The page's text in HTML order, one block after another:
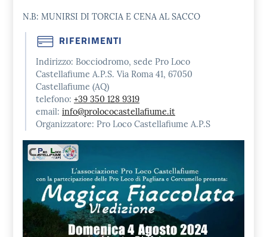
N.B: MUNIRSI DI TORCIA E CENA AL SACCO
RIFERIMENTI
Indirizzo: Bocciodromo, sede Pro Loco
Castellafiume A.P.S. Via Roma 41, 67050
Castellafiume (AQ)
telefono: +39 350 128 9319
email: info@prolococastellafiume.it
Organizzatore: Pro Loco Castellafiume A.P.S